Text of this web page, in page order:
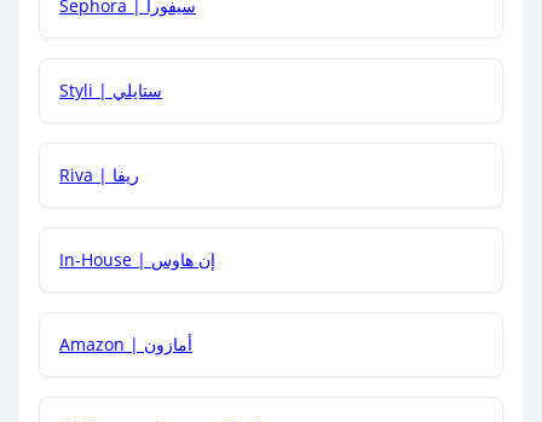
هل يمكنني جمع كود خصم مع العروض الأخرى؟
Sephora | سيفورا
Styli | ستايلي
Riva | ريفا
In-House | إن هاوس
Amazon | أمازون